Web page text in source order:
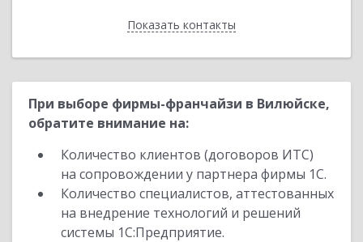
Показать контакты
Назад
При выборе фирмы-франчайзи в Вилюйске,
обратите внимание на:
Количество клиентов (договоров ИТС)
на сопровождении у партнера фирмы 1С.
Количество специалистов, аттестованных
на внедрение технологий и решений
системы 1С:Предприятие.